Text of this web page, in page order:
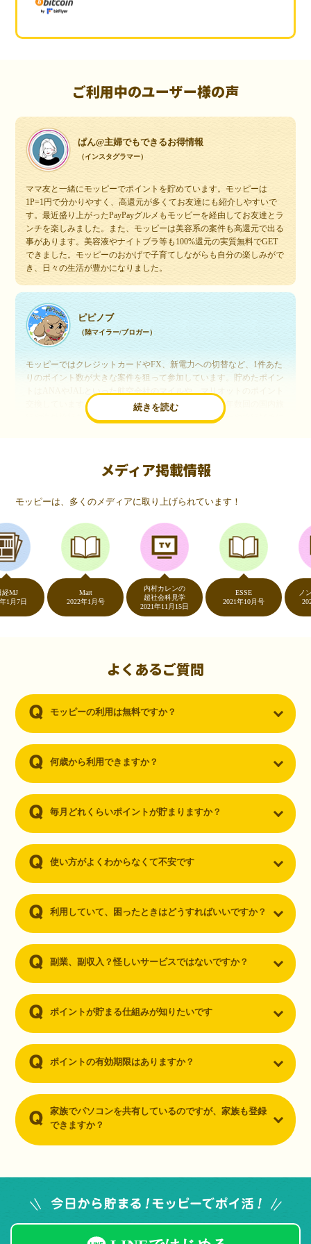
ご利用中のユーザー様の声
ぱん@主婦でもできるお得情報
（インスタグラマー）
ママ友と一緒にモッピーでポイントを貯めています。モッピーは
1P=1円で分かりやすく、高還元が多くてお友達にも紹介しやすいで
す。最近盛り上がったPayPayグルメもモッピーを経由してお友達とラ
ンチを楽しみました。また、モッピーは美容系の案件も高還元で出る
事があります。美容液やナイトブラ等も100%還元の実質無料でGET
できました。モッピーのおかげで子育てしながらも自分の楽しみがで
き、日々の生活が豊かになりました。
続きを読む
ピピノブ
（陸マイラー/ブロガー）
モッピーではクレジットカードやFX、新電力への切替など、1件あた
りのポイント数が大きな案件を狙って参加しています。貯めたポイン
交換しています。このようにすることで、ほぼ無料で年数回の国内旅
行や海外旅行を実現しています。モッピーは陸マイラーや旅行好きに
いつものネットショッピングが、モッピーでお得
（20代・女性）
友達に勧められてモッピーをはじめました。空いた時間にスマホで買
い物をすることが多いのですが、モッピーを経由するだけでショップ
のポイントとモッピーのポイントが二重で貯まることを知り、ビック
リ…！いつものネットショッピングをモッピーを経由するだけでポイ
ントが貯まるなんて…もっと早く教えてほしかった～！貯まったポイ
ントはギフト券に交換して、プチ贅沢を楽しんでます♪
（30代・男性）
ーを知りました。クレジットカードを発行するだけでポイントが貯ま
るならと無料登録して、クレジットカードの発行やアプリダウンロー
メディア掲載情報
モッピーは、多くのメディアに取り上げられています！
2022年1月号
内村カレンの
超社会科見学
2021年11月15日
2021年10月号
ノンスト
2020年5
よくあるご質問
モッピーの利用は無料ですか？
何歳から利用できますか？
毎月どれくらいポイントが貯まりますか？
使い方がよくわからなくて不安です
利用していて、困ったときはどうすればいいですか？
副業、副収入？怪しいサービスではないですか？
ポイントが貯まる仕組みが知りたいです
ポイントの有効期限はありますか？
家族でパソコンを共有しているのですが、家族も登録
できますか？